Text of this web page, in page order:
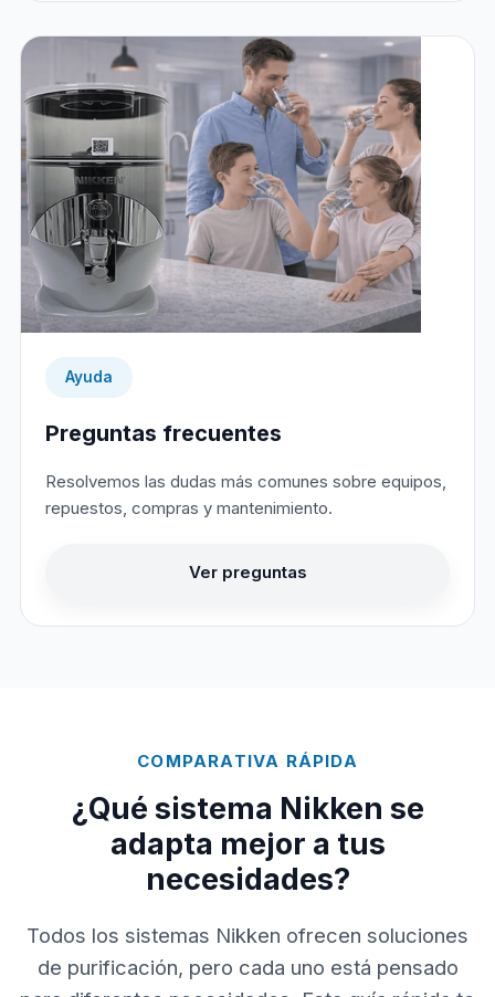
Ayuda
Preguntas frecuentes
Resolvemos las dudas más comunes sobre equipos,
repuestos, compras y mantenimiento.
Ver preguntas
COMPARATIVA RÁPIDA
¿Qué sistema Nikken se
adapta mejor a tus
necesidades?
Todos los sistemas Nikken ofrecen soluciones
de purificación, pero cada uno está pensado